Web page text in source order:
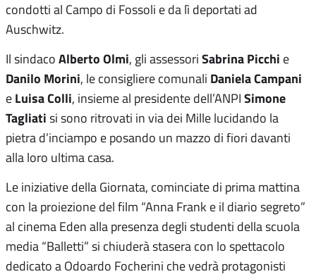
condotti al Campo di Fossoli e da lì deportati ad
Auschwitz.
Il sindaco Alberto Olmi, gli assessori Sabrina Picchi e
Danilo Morini, le consigliere comunali Daniela Campani
e Luisa Colli, insieme al presidente dell’ANPI Simone
Tagliati si sono ritrovati in via dei Mille lucidando la
pietra d’inciampo e posando un mazzo di fiori davanti
alla loro ultima casa.
Le iniziative della Giornata, cominciate di prima mattina
con la proiezione del film “Anna Frank e il diario segreto”
al cinema Eden alla presenza degli studenti della scuola
media “Balletti” si chiuderà stasera con lo spettacolo
dedicato a Odoardo Focherini che vedrà protagonisti